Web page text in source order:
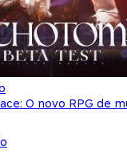
O novo RPG de